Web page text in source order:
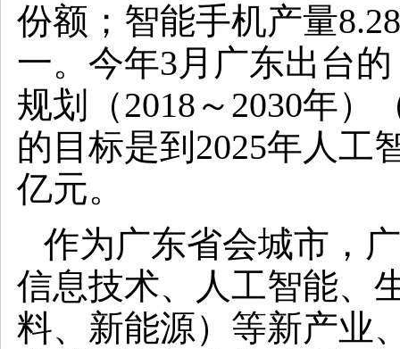
份额；智能手机产量
一。今年3月广东出台
规划（2018～2030年）
的目标是到2025年人工
亿元。
作为广东省会城市，
信息技术、人工智能、
料、新能源）等新产业